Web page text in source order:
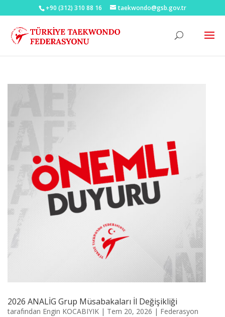
+90 (312) 310 88 16 taekwondo@gsb.gov.tr
2026 ANALİG Grup Müsabakaları İl Değişikliği
tarafından Engin KOCABIYIK | Tem 20, 2026 | Federasyon